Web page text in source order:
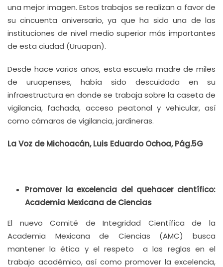
una mejor imagen. Estos trabajos se realizan a favor de
su cincuenta aniversario, ya que ha sido una de las
instituciones de nivel medio superior más importantes
de esta ciudad (Uruapan).
Desde hace varios años, esta escuela madre de miles
de uruapenses, había sido descuidada en su
infraestructura en donde se trabaja sobre la caseta de
vigilancia, fachada, acceso peatonal y vehicular, así
como cámaras de vigilancia, jardineras.
La Voz de Michoacán, Luis Eduardo Ochoa, Pág.5G
Promover la excelencia del quehacer científico:
Academia Mexicana de Ciencias
El nuevo Comité de Integridad Científica de la
Academia Mexicana de Ciencias (AMC) busca
mantener la ética y el respeto a las reglas en el
trabajo académico, así como promover la excelencia,